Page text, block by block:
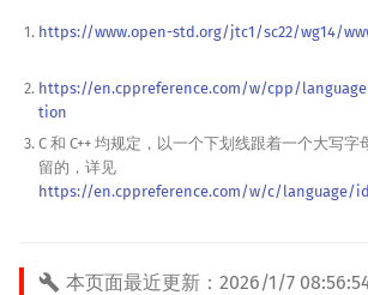
https://www.open-std.org/jtc1/sc22/wg14/
https://en.cppreference.com/w/cpp/
tion
C 和 C++ 均规定，以一个下划线跟着一个大写
留的，详见
https://en.cppreference.com/w/c/language/
本页面最近更新： 2026/1/7